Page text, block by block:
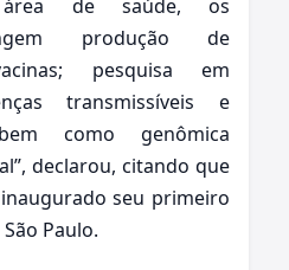
área de saúde, os
produção de
pesquisa em
transmissíveis e
como genômica
declarou, citando que
seu primeiro
Paulo.